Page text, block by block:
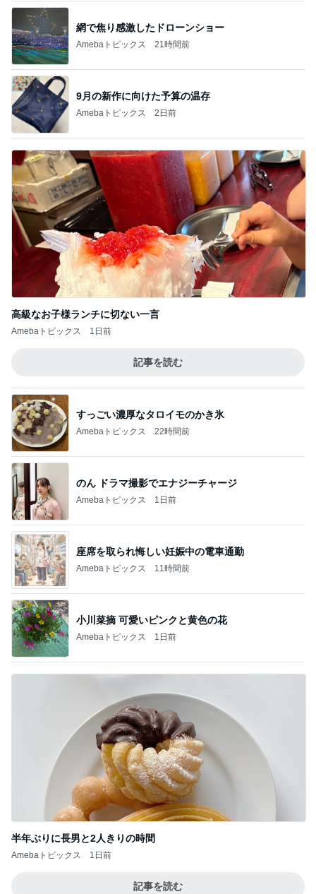
網で焦り感激したドローンショー
Amebaトピックス 21時間前
9月の新作に向けた予算の温存
Amebaトピックス 2日前
高級なお子様ランチに切ない一言
Amebaトピックス 1日前
記事を読む
すっごい濃厚なタロイモのかき氷
Amebaトピックス 22時間前
のん ドラマ撮影でエナジーチャージ
Amebaトピックス 1日前
座席を取られ悔しい妊娠中の電車通勤
Amebaトピックス 11時間前
小川菜摘 可愛いピンクと黄色の花
Amebaトピックス 1日前
半年ぶりに長男と2人きりの時間
Amebaトピックス 1日前
記事を読む